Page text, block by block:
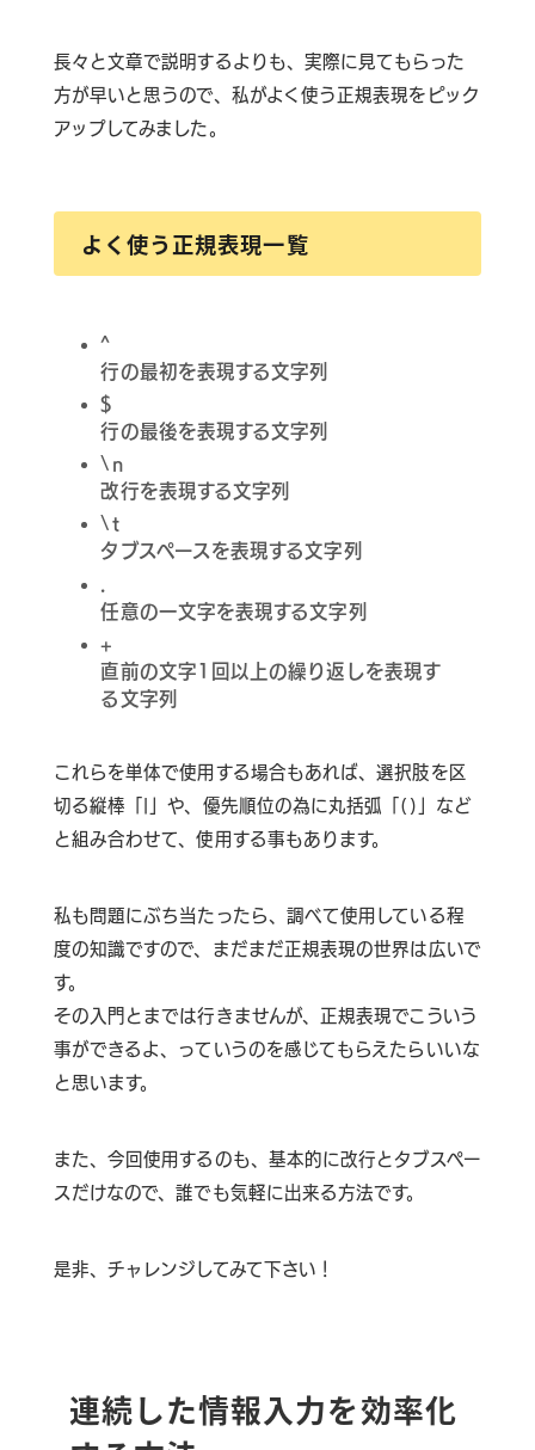
長々と文章で説明するよりも、実際に見てもらった
方が早いと思うので、私がよく使う正規表現をピック
アップしてみました。
よく使う正規表現一覧
^
行の最初を表現する文字列
$
行の最後を表現する文字列
\n
改行を表現する文字列
\t
タブスペースを表現する文字列
任意の一文字を表現する文字列
+
直前の文字1回以上の繰り返しを表現す
る文字列
これらを単体で使用する場合もあれば、選択肢を区
切る縦棒「|」や、優先順位の為に丸括弧「()」など
と組み合わせて、使用する事もあります。
私も問題にぶち当たったら、調べて使用している程
度の知識ですので、まだまだ正規表現の世界は広いで
す。
その入門とまでは行きませんが、正規表現でこういう
事ができるよ、っていうのを感じてもらえたらいいな
と思います。
また、今回使用するのも、基本的に改行とタブスペー
スだけなので、誰でも気軽に出来る方法です。
是非、チャレンジしてみて下さい！
連続した情報入力を効率化